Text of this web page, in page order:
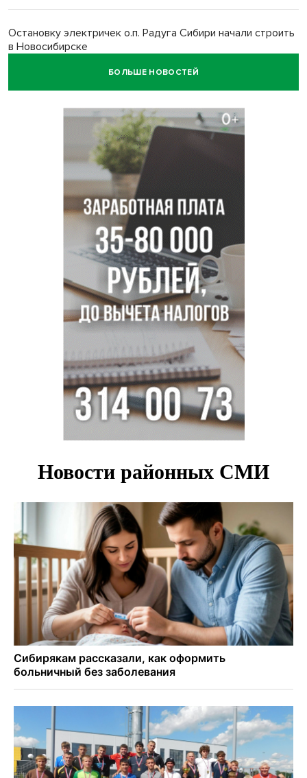
Остановку электричек о.п. Радуга Сибири начали строить
в Новосибирске
БОЛЬШЕ НОВОСТЕЙ